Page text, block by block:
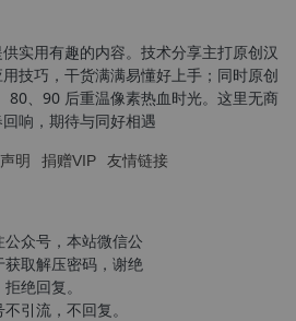
实用有趣的内容。技术分享主打原创汉
技巧，干货满满易懂好上手；同时原创
80、90 后重温像素热血时光。这里无商
响，期待与同好相遇
明 捐赠VIP 友情链接
公众号，本站微信公
获取解压密码，谢绝
绝回复。
引流，不回复。